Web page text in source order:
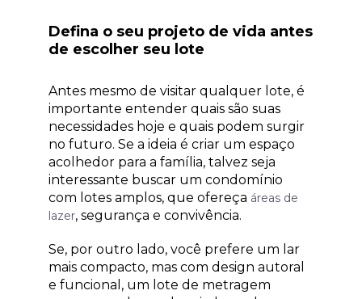
Defina o seu projeto de vida antes
de escolher seu lote
Antes mesmo de visitar qualquer lote, é
importante entender quais são suas
necessidades hoje e quais podem surgir
no futuro. Se a ideia é criar um espaço
acolhedor para a família, talvez seja
interessante buscar um condomínio
com lotes amplos, que ofereça áreas de
lazer, segurança e convivência.
Se, por outro lado, você prefere um lar
mais compacto, mas com design autoral
e funcional, um lote de metragem